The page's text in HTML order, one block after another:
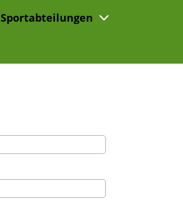
Sportabteilungen